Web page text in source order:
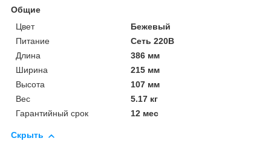
Общие
Цвет
Бежевый
Питание
Сеть 220В
Длина
386 мм
Ширина
215 мм
Высота
107 мм
Вес
5.17 кг
Гарантийный срок
12 мес
Скрыть